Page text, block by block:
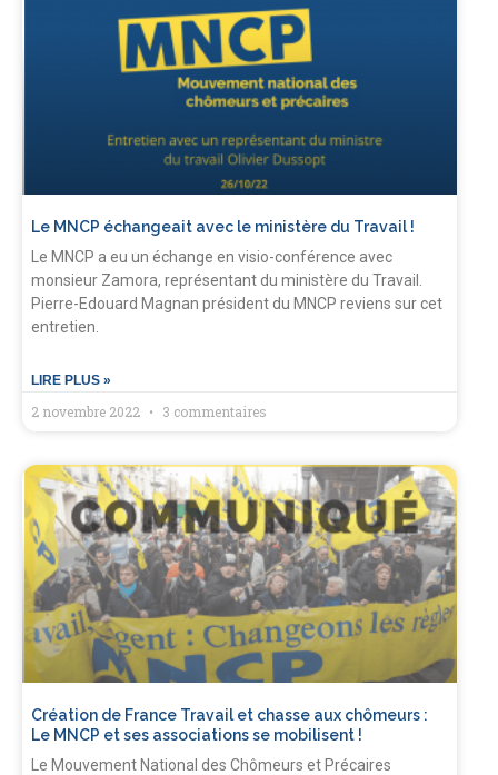
Le MNCP échangeait avec le ministère du Travail !
Le MNCP a eu un échange en visio-conférence avec
monsieur Zamora, représentant du ministère du Travail.
Pierre-Edouard Magnan président du MNCP reviens sur cet
entretien.
LIRE PLUS »
2 novembre 2022 3 commentaires
Création de France Travail et chasse aux chômeurs :
Le MNCP et ses associations se mobilisent !
Le Mouvement National des Chômeurs et Précaires